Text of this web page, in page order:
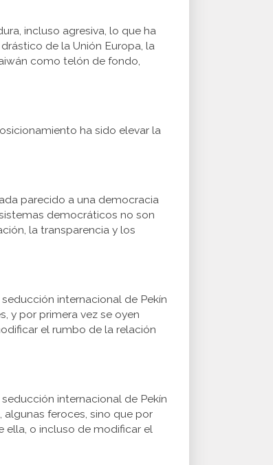
incluso agresiva, lo que ha
de la Unión Europa, la
como telón de fondo,
ha sido elevar la
parecido a una democracia
democráticos no son
la transparencia y los
internacional de Pekín
y por primera vez se oyen
el rumbo de la relación
internacional de Pekín
feroces, sino que por
ella, o incluso de modificar el